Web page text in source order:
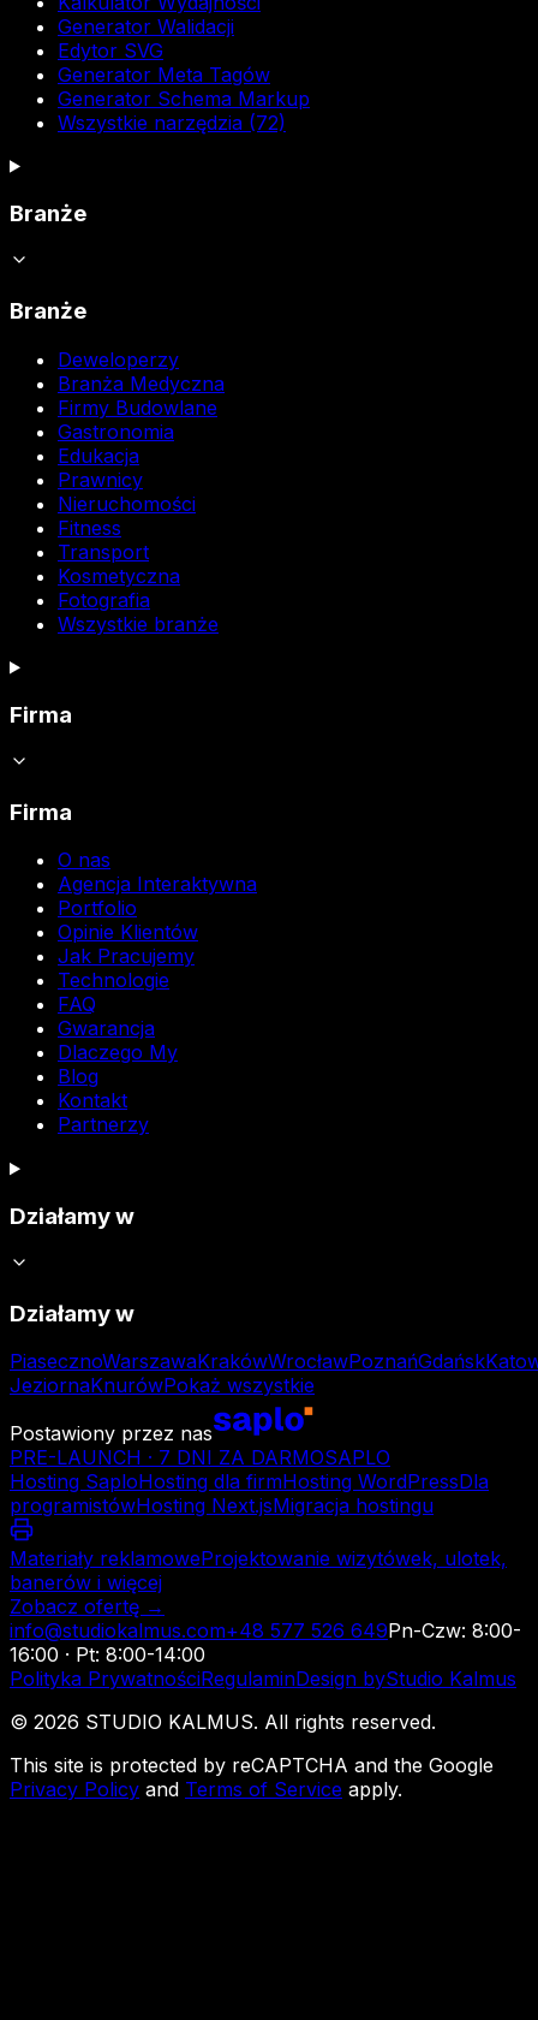
Generator Walidacji
Edytor SVG
Generator Meta Tagów
Generator Schema Markup
Wszystkie narzędzia (72)
Branże
Branże
Deweloperzy
Branża Medyczna
Firmy Budowlane
Gastronomia
Edukacja
Prawnicy
Nieruchomości
Fitness
Transport
Kosmetyczna
Fotografia
Wszystkie branże
Firma
Firma
O nas
Agencja Interaktywna
Portfolio
Opinie Klientów
Jak Pracujemy
Technologie
FAQ
Gwarancja
Dlaczego My
Blog
Kontakt
Partnerzy
Działamy w
Działamy w
PiasecznoWarszawaKrakówWrocławPoznańGdańsk
JeziornaKnurówPokaż wszystkie
Postawiony przez nas
PRE-LAUNCH · 7 DNI ZA DARMOSAPLO
Hosting SaploHosting dla firmHosting WordPressDla
programistówHosting Next.jsMigracja hostingu
Materiały reklamoweProjektowanie wizytówek, ulotek,
banerów i więcej
Zobacz ofertę →
info@studiokalmus.com+48 577 526 649Pn-Czw: 8:00-
16:00 · Pt: 8:00-14:00
Polityka PrywatnościRegulaminDesign byStudio Kalmus
© 2026 STUDIO KALMUS. All rights reserved.
This site is protected by reCAPTCHA and the Google
Privacy Policy and Terms of Service apply.